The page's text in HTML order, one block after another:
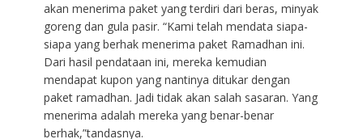
akan menerima paket yang terdiri dari beras, minyak
goreng dan gula pasir. “Kami telah mendata siapa-
siapa yang berhak menerima paket Ramadhan ini.
Dari hasil pendataan ini, mereka kemudian
mendapat kupon yang nantinya ditukar dengan
paket ramadhan. Jadi tidak akan salah sasaran. Yang
menerima adalah mereka yang benar-benar
berhak,”tandasnya.